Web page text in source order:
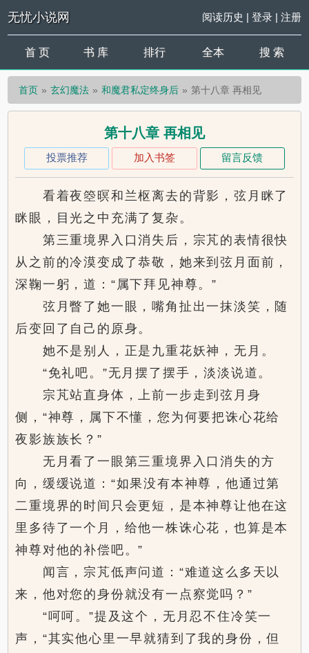
无忧小说网 阅读历史 | 登录| 注册
首 页 书 库 排行 全本 搜 索
首页 玄幻魔法 和魔君私定终身后 第十八章 再相见
第十八章 再相见
投票推荐 加入书签 留言反馈
看着夜箜暝和兰枢离去的背影，弦月眯了
眯眼，目光之中充满了复杂。
第三重境界入口消失后，宗芃的表情很快
从之前的冷漠变成了恭敬，她来到弦月面前，
深鞠一躬，道：“属下拜见神尊。”
弦月瞥了她一眼，嘴角扯出一抹淡笑，随
后变回了自己的原身。
她不是别人，正是九重花妖神，无月。
“免礼吧。”无月摆了摆手，淡淡说道。
宗芃站直身体，上前一步走到弦月身
侧，“神尊，属下不懂，您为何要把诛心花给
夜影族族长？”
无月看了一眼第三重境界入口消失的方
向，缓缓说道：“如果没有本神尊，他通过第
二重境界的时间只会更短，是本神尊让他在这
里多待了一个月，给他一株诛心花，也算是本
神尊对他的补偿吧。”
闻言，宗芃低声问道：“难道这么多天以
来，他对您的身份就没有一点察觉吗？”
“呵呵。”提及这个，无月忍不住冷笑一
声，“其实他心里一早就猜到了我的身份，但